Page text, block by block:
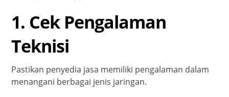
1. Cek Pengalaman
Teknisi
Pastikan penyedia jasa memiliki pengalaman dalam
menangani berbagai jenis jaringan.